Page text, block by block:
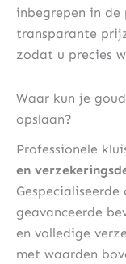
inbegrepen in de
transparante
zodat u precies
Waar kun je
opslaan?
Professionele
en
geavanceerde
en volledige
met waarden